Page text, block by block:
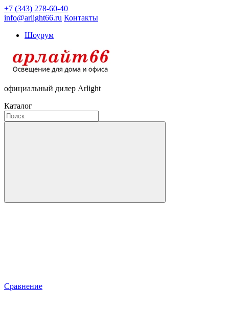
+7 (343) 278-60-40
info@arlight66.ru Контакты
Шоурум
официальный дилер Arlight
Каталог
Сравнение